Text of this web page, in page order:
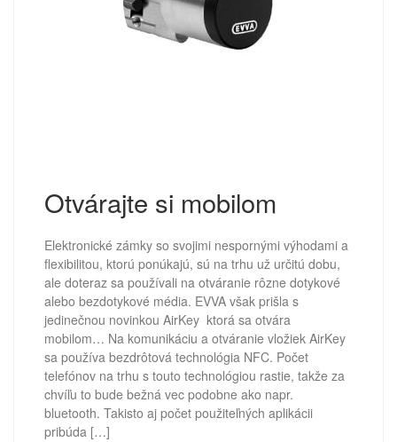
Otvárajte si mobilom
Elektronické zámky so svojimi nespornými výhodami a
flexibilitou, ktorú ponúkajú, sú na trhu už určitú dobu,
ale doteraz sa používali na otváranie rôzne dotykové
alebo bezdotykové média. EVVA však prišla s
jedinečnou novinkou AirKey ktorá sa otvára
mobilom… Na komunikáciu a otváranie vložiek AirKey
sa používa bezdrôtová technológia NFC. Počet
telefónov na trhu s touto technológiou rastie, takže za
chvíľu to bude bežná vec podobne ako napr.
bluetooth. Takisto aj počet použiteľných aplikácii
pribúda […]